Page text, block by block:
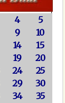
4
5
9
10
14
15
19
20
24
25
29
30
34
35